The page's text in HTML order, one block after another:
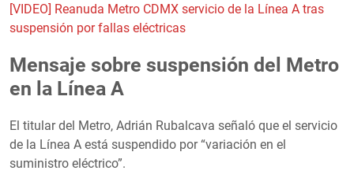
[VIDEO] Reanuda Metro CDMX servicio de la Línea A tras
suspensión por fallas eléctricas
Mensaje sobre suspensión del Metro
en la Línea A
El titular del Metro, Adrián Rubalcava señaló que el servicio
de la Línea A está suspendido por “variación en el
suministro eléctrico”.